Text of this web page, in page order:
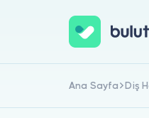
Ana Sayfa Diş